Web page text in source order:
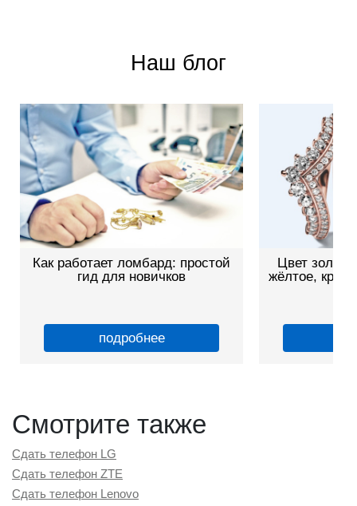
Наш блог
Как работает ломбард: простой
гид для новичков
подробнее
Цвет
жёлтое,
Смотрите также
Сдать телефон LG
Сдать телефон ZTE
Сдать телефон Lenovo